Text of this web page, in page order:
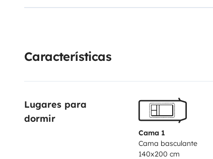
livres, boules, cartes,......
Características
Lugares para
dormir
Cama 1
Cama basculante
140x200 cm